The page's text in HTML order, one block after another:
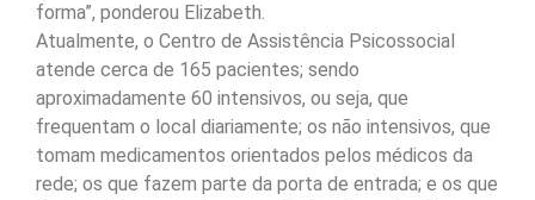
forma”, ponderou Elizabeth.
Atualmente, o Centro de Assistência Psicossocial
atende cerca de 165 pacientes; sendo
aproximadamente 60 intensivos, ou seja, que
frequentam o local diariamente; os não intensivos, que
tomam medicamentos orientados pelos médicos da
rede; os que fazem parte da porta de entrada; e os que